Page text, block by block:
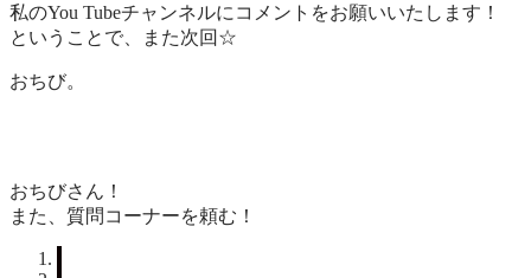
私のYou Tubeチャンネルにコメントをお願いいたします！
ということで、また次回☆
おちび。
おちびさん！
また、質問コーナーを頼む！